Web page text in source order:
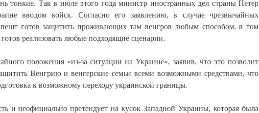
тонкие. Так в июле этого года министр иностранных дел страны Петер
вводом войск. Согласно его заявлению, в случае чрезвычайных
готов защитить проживающих там венгров любым способом, в том
реализовать любые подходящие сценарии.
положения «из-за ситуации на Украине», заявив, что это позволит
Венгрию и венгерские семьи всеми возможными средствами, что
к возможному переходу украинской границы.
и неофициально претендует на кусок Западной Украины, которая была